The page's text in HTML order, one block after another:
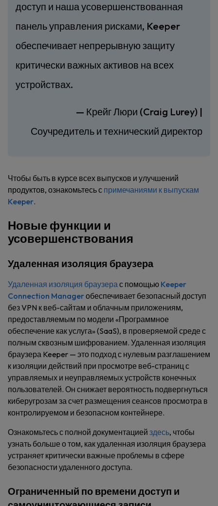
доступ и наша усовершенствованная
панель управления рисками, Keeper
обеспечивает непрерывную защиту
критически важных активов на всех
устройствах.
— Крейг Люри (Craig Lurey) |
Соучредитель и технический директор
Чтобы быть в курсе всех выпусков и улучшений
продуктов, ознакомьтесь с примечаниями к выпускам
Keeper.
Новые функции и
усовершенствования
Удаленная изоляция браузера
Удаленная изоляция браузерас помощью Keeper
Connection Managerобеспечивает безопасный доступ
без VPN к веб-сайтам и облачным приложениям,
предоставляемым по модели «Программное
обеспечение как услуга» (SaaS), в проверяемой среде с
полным сквозным шифрованием. Удаленная изоляция
браузера Keeper — это подход с нулевым разглашением
к изоляции действий при просмотре веб-страниц с
управляемых и неуправляемых устройств конечных
пользователей. Он снижает вероятность подвергнуться
киберугрозам за счет размещения сеансов просмотра в
контролируемом и безопасном контейнере.
Ознакомьтесь с полной документацией здесь, чтобы
узнать больше о том, как удаленная изоляция браузера
устраняет критически важные проблемы в сфере
безопасности удаленного доступа.
Ограниченный по времени доступ и